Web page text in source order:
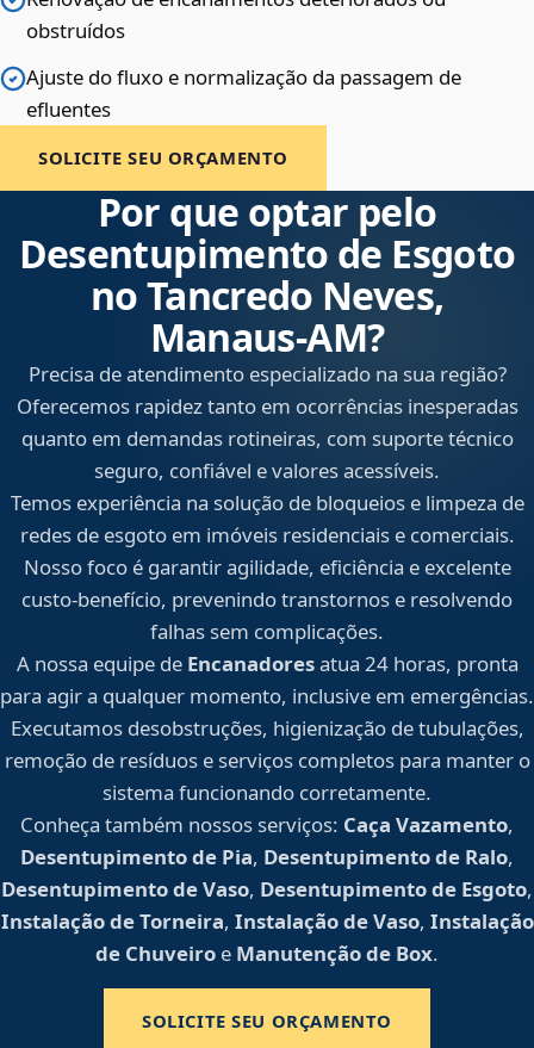
obstruídos
Ajuste do fluxo e normalização da passagem de
efluentes
SOLICITE SEU ORÇAMENTO
Por que optar pelo
Desentupimento de Esgoto
no Tancredo Neves,
Manaus‑AM?
Precisa de atendimento especializado na sua região?
Oferecemos rapidez tanto em ocorrências inesperadas
quanto em demandas rotineiras, com suporte técnico
seguro, confiável e valores acessíveis.
Temos experiência na solução de bloqueios e limpeza de
redes de esgoto em imóveis residenciais e comerciais.
Nosso foco é garantir agilidade, eficiência e excelente
custo-benefício, prevenindo transtornos e resolvendo
falhas sem complicações.
A nossa equipe de Encanadoresatua 24 horas, pronta
para agir a qualquer momento, inclusive em emergências.
Executamos desobstruções, higienização de tubulações,
remoção de resíduos e serviços completos para manter o
sistema funcionando corretamente.
Conheça também nossos serviços: Caça Vazamento,
Desentupimento de Pia, Desentupimento de Ralo,
Desentupimento de Vaso, Desentupimento de Esgoto,
Instalação de Torneira, Instalação de Vaso, Instalação
de Chuveiro e Manutenção de Box.
SOLICITE SEU ORÇAMENTO